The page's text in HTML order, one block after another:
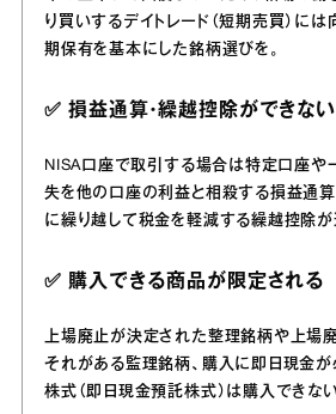
り買いするデイトレード（短期売買）に
期保有を基本にした銘柄選びを。
✅️ 損益通算・繰越控除ができない
NISA口座で取引する場合は特定口座や
失を他の口座の利益と相殺する損益通
に繰り越して税金を軽減する繰越控除が
✅️ 購入できる商品が限定される
上場廃止が決定された整理銘柄や上場
それがある監理銘柄、購入に即日現金
株式（即日現金預託株式）は購入できない